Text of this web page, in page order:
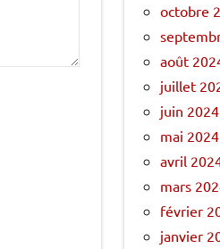
octobre
août
juillet
juin 2024
mai 2024
avril
mars
février
janvier